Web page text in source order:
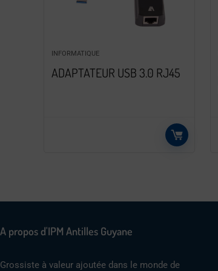
INFORMATIQUE
ADAPTATEUR USB 3.0 RJ45
A propos d'IPM Antilles Guyane
Grossiste à valeur ajoutée dans le monde de